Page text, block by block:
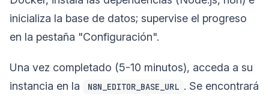
inicializa la base de datos; supervise el progreso
en la pestaña "Configuración".
Una vez completado (5-10 minutos), acceda a su
instancia en la
N8N_EDITOR_BASE_URL . Se encontrará